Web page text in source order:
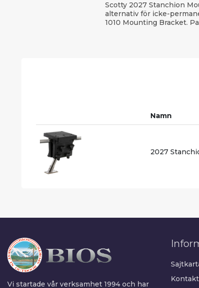
Scotty 2027 Stanchion
alternativ för icke-
1010 Mounting Bracket.
Namn
2027
Vi startade vår verksamhet 1994 och har